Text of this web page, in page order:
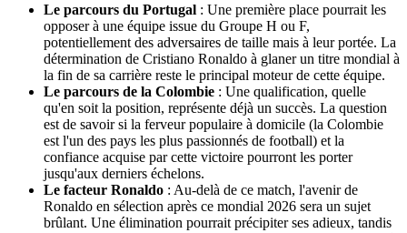
Le parcours du Portugal : Une première place pourrait les
opposer à une équipe issue du Groupe H ou F,
potentiellement des adversaires de taille mais à leur portée. La
détermination de Cristiano Ronaldo à glaner un titre mondial à
la fin de sa carrière reste le principal moteur de cette équipe.
Le parcours de la Colombie : Une qualification, quelle
qu'en soit la position, représente déjà un succès. La question
est de savoir si la ferveur populaire à domicile (la Colombie
est l'un des pays les plus passionnés de football) et la
confiance acquise par cette victoire pourront les porter
jusqu'aux derniers échelons.
Le facteur Ronaldo : Au-delà de ce match, l'avenir de
Ronaldo en sélection après ce mondial 2026 sera un sujet
brûlant. Une élimination pourrait précipiter ses adieux, tandis